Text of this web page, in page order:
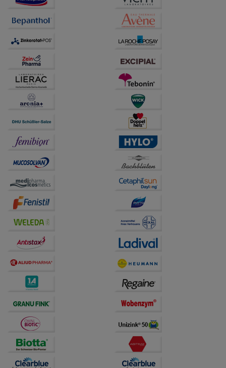
anzuzeigen und unser Partnerprogramm zu
Informationen über die Art und Weise der Nutzung
Website weiter für Sie optimieren können, den Inhalt
auf unserer Website aber auch die Werbung auf
Drittseiten möglichst relevant für Sie zu gestalten.
Bitte beachten Sie, dass Daten hierfür teilweise an
Dritte wie z.B. Google oder soziale Medien
übertragen werden.